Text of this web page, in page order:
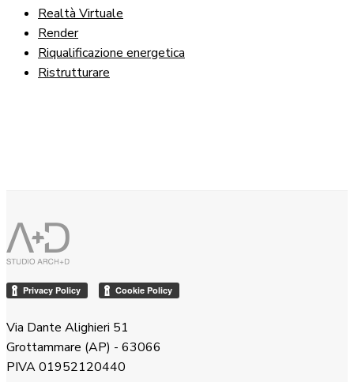
Realtà Virtuale
Render
Riqualificazione energetica
Ristrutturare
Via Dante Alighieri 51
Grottammare (AP) - 63066
PIVA 01952120440